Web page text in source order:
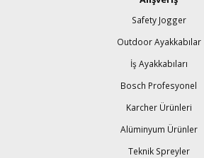
Safety Jogger
Outdoor Ayakkabılar
İş Ayakkabıları
Bosch Profesyonel
Karcher Ürünleri
Alüminyum Ürünler
Teknik Spreyler